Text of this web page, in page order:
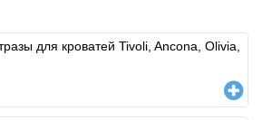
для кроватей Tivoli, Ancona, Olivia,